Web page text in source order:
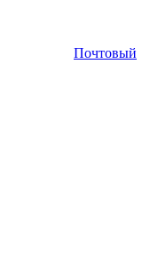
Почтовый